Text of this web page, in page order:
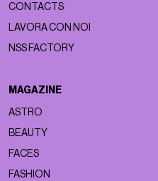
CONTACTS
LAVORA CON NOI
NSS FACTORY
MAGAZINE
ASTRO
BEAUTY
FACES
FASHION